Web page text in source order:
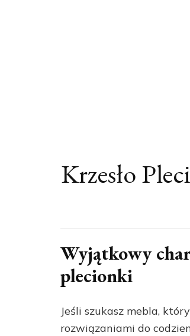
Krzesło
Wyjątkowy
plecionki
Jeśli szukasz mebla,
rozwiązaniami do